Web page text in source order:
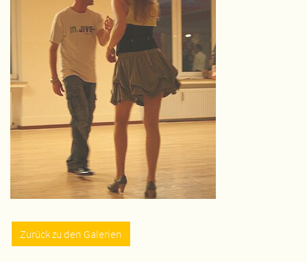
Zurück zu den Galerien